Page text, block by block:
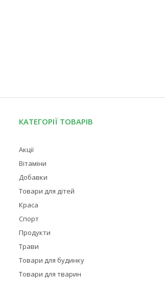
КАТЕГОРІЇ ТОВАРІВ
Акції
Вітаміни
Добавки
Товари для дітей
Краса
Спорт
Продукти
Трави
Товари для будинку
Товари для тварин